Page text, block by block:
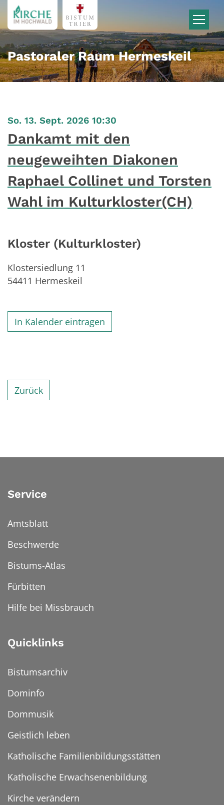
Zum Inhalt springen
Pastoraler Raum Hermeskeil
So. 13. Sept. 2026 10:30
Dankamt mit den
neugeweihten Diakonen
Raphael Collinet und Torsten
Wahl im Kulturkloster(CH)
Kloster (Kulturkloster)
Klostersiedlung 11
54411 Hermeskeil
In Kalender eintragen
Zurück
Service
Amtsblatt
Beschwerde
Bistums-Atlas
Fürbitten
Hilfe bei Missbrauch
Quicklinks
Bistumsarchiv
Dominfo
Dommusik
Geistlich leben
Katholische Familienbildungsstätten
Katholische Erwachsenenbildung
Kirche verändern